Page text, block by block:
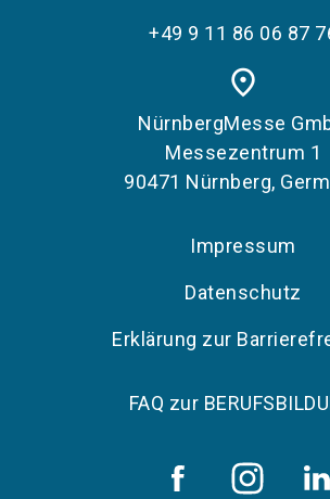
+49 9 11 86 06 87
place
NürnbergMesse
Messezentrum 1
90471 Nürnberg,
Impressum
Datenschutz
Erklärung zur
FAQ zur